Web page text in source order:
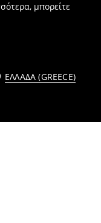
μπορείτε
ΕΛΛΆΔΑ (GREECE)